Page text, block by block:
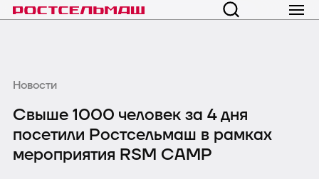
Новости
Свыше 1000 человек за 4 дня
посетили Ростсельмаш в рамках
мероприятия RSM CAMP